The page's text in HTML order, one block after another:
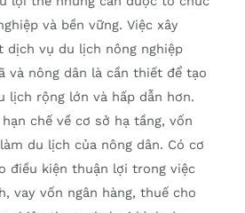
và bền vững. Việc xây
dịch vụ du lịch nông nghiệp
và nông dân là cần thiết để tạo
lịch rộng lớn và hấp dẫn hơn.
chế về cơ sở hạ tầng, vốn
du lịch của nông dân. Có cơ
điều kiện thuận lợi trong việc
vay vốn ngân hàng, thuế cho